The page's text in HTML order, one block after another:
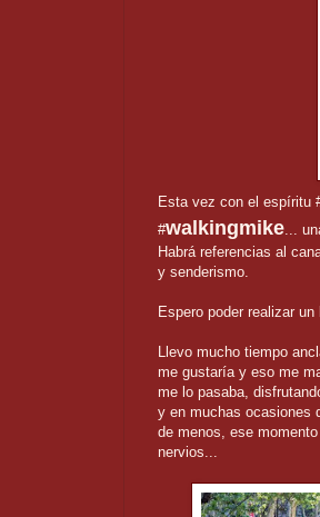
Esta vez con el espíritu
#walkingmike ...
Habrá referencias al
y senderismo.
Espero poder realizar
Llevo mucho tiempo
me gustaría y eso me
me lo pasaba,
y en muchas ocasiones
de menos, ese
nervios...